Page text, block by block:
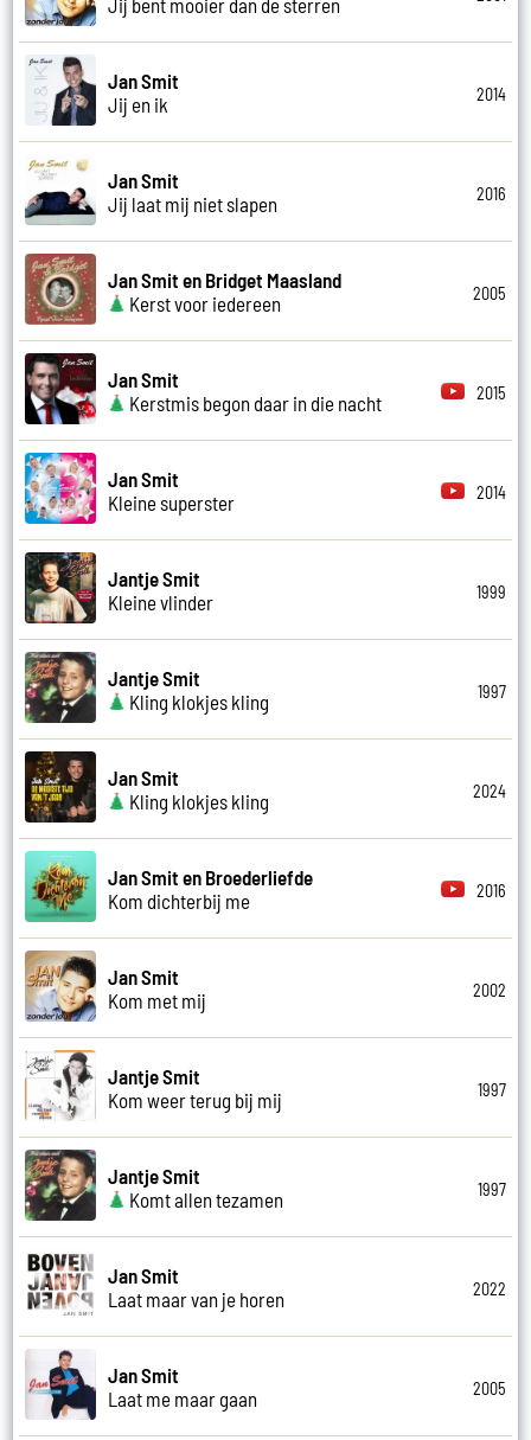
Jan Smit
Jij en ik
2014
Jan Smit
Jij laat mij niet slapen
2016
Jan Smit en Bridget Maasland
Kerst voor iedereen
2005
Jan Smit
Kerstmis begon daar in die nacht
2015
Jan Smit
Kleine superster
2014
Jantje Smit
Kleine vlinder
1999
Jantje Smit
Kling klokjes kling
1997
Jan Smit
Kling klokjes kling
2024
Jan Smit en Broederliefde
Kom dichterbij me
2016
Jan Smit
Kom met mij
2002
Jantje Smit
Kom weer terug bij mij
1997
Jantje Smit
Komt allen tezamen
1997
Jan Smit
Laat maar van je horen
2022
Jan Smit
Laat me maar gaan
2005